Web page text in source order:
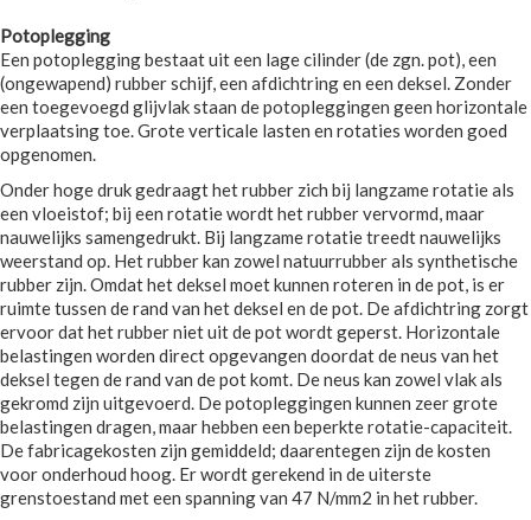
Potoplegging
Een potoplegging bestaat uit een lage cilinder (de zgn. pot), een
(ongewapend) rubber schijf, een afdichtring en een deksel. Zonder
een toegevoegd glijvlak staan de potopleggingen geen horizontale
verplaatsing toe. Grote verticale lasten en rotaties worden goed
opgenomen.
Onder hoge druk gedraagt het rubber zich bij langzame rotatie als
een vloeistof; bij een rotatie wordt het rubber vervormd, maar
nauwelijks samengedrukt. Bij langzame rotatie treedt nauwelijks
weerstand op. Het rubber kan zowel natuurrubber als synthetische
rubber zijn. Omdat het deksel moet kunnen roteren in de pot, is er
ruimte tussen de rand van het deksel en de pot. De afdichtring zorgt
ervoor dat het rubber niet uit de pot wordt geperst. Horizontale
belastingen worden direct opgevangen doordat de neus van het
deksel tegen de rand van de pot komt. De neus kan zowel vlak als
gekromd zijn uitgevoerd. De potopleggingen kunnen zeer grote
belastingen dragen, maar hebben een beperkte rotatie-capaciteit.
De fabricagekosten zijn gemiddeld; daarentegen zijn de kosten
voor onderhoud hoog. Er wordt gerekend in de uiterste
grenstoestand met een spanning van 47 N/mm2 in het rubber.